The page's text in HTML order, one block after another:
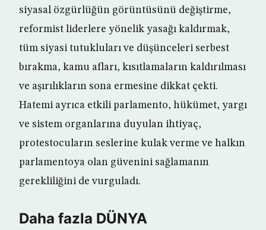
siyasal özgürlüğün görüntüsünü değiştirme,
reformist liderlere yönelik yasağı kaldırmak,
tüm siyasi tutukluları ve düşünceleri serbest
bırakma, kamu afları, kısıtlamaların kaldırılması
ve aşırılıkların sona ermesine dikkat çekti.
Hatemi ayrıca etkili parlamento, hükümet, yargı
ve sistem organlarına duyulan ihtiyaç,
protestocuların seslerine kulak verme ve halkın
parlamentoya olan güvenini sağlamanın
gerekliliğini de vurguladı.
Daha fazla DÜNYA